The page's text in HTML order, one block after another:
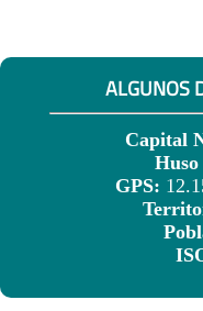
ALGUNOS
Capital
GPS: